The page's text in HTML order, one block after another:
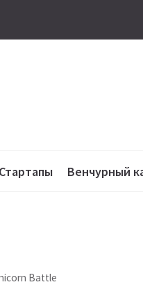
Стартапы Венчурный
Battle